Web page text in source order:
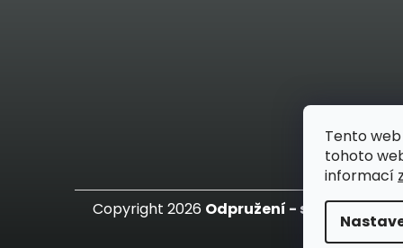
Tento
tohoto
informací
Copyright 2026 Odpružení - specialista